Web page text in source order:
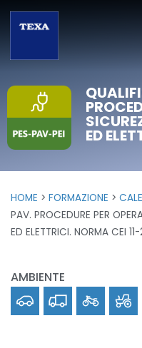
ED
HOME FORMAZIONE
PAV. PROCEDURE PER
ED ELETTRICI. NORMA CEI
AMBIENTE
Car
Truck Bike Off-